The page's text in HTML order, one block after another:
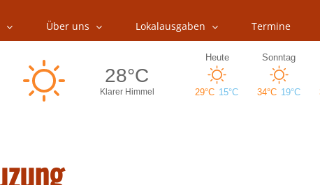
Über uns Lokalausgaben Termine